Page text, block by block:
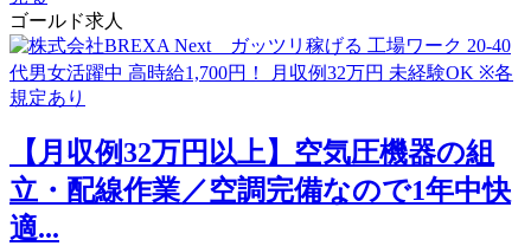
ゴールド求人
【月収例32万円以上】空気圧機器の組
立・配線作業／空調完備なので1年中快
適...